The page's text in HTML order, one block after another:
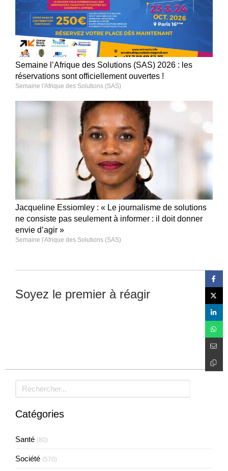
Semaine l’Afrique des Solutions (SAS) 2026 : les
réservations sont officiellement ouvertes !
Semaine l'Afrique des Solutions (SAS)
Jacqueline Essiomley : « Le journalisme de solutions
ne consiste pas seulement à informer : il doit donner
envie d’agir »
Semaine l'Afrique des Solutions (SAS)
Soyez le premier à réagir
Rechercher
Catégories
Santé (80)
Société (570)